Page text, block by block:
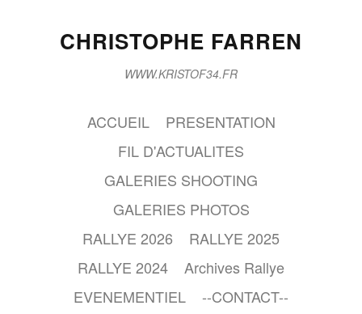
CHRISTOPHE FARREN
WWW.KRISTOF34.FR
ACCUEIL
PRESENTATION
FIL D'ACTUALITES
GALERIES SHOOTING
GALERIES PHOTOS
RALLYE 2026
RALLYE 2025
RALLYE 2024
Archives Rallye
EVENEMENTIEL
--CONTACT--